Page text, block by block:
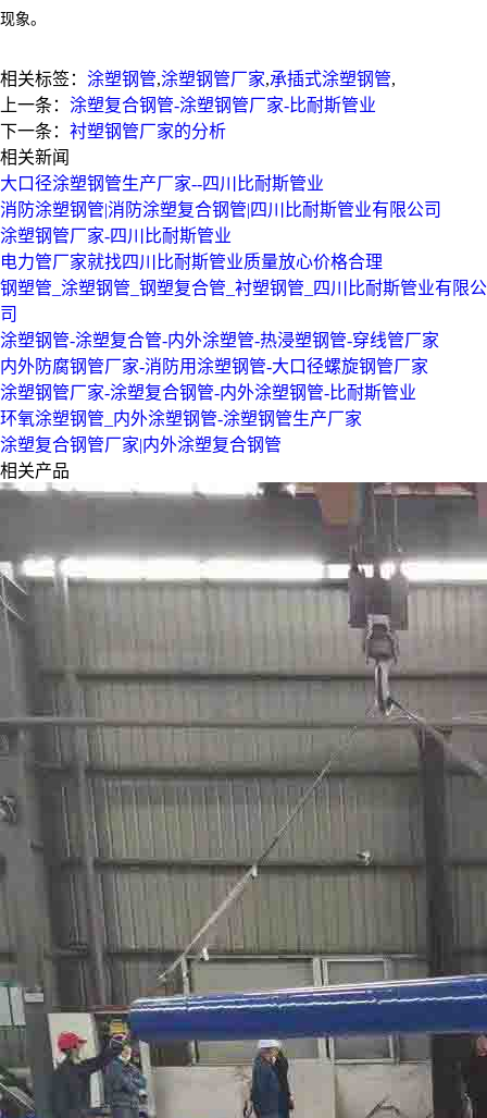
现象。
相关标签： 涂塑钢管,涂塑钢管厂家,承插式涂塑钢管,
上一条： 涂塑复合钢管-涂塑钢管厂家-比耐斯管业
下一条： 衬塑钢管厂家的分析
相关新闻
大口径涂塑钢管生产厂家--四川比耐斯管业
消防涂塑钢管|消防涂塑复合钢管|四川比耐斯管业有限公司
涂塑钢管厂家-四川比耐斯管业
电力管厂家就找四川比耐斯管业质量放心价格合理
钢塑管_涂塑钢管_钢塑复合管_衬塑钢管_四川比耐斯管业有限公
司
涂塑钢管-涂塑复合管-内外涂塑管-热浸塑钢管-穿线管厂家
内外防腐钢管厂家-消防用涂塑钢管-大口径螺旋钢管厂家
涂塑钢管厂家-涂塑复合钢管-内外涂塑钢管-比耐斯管业
环氧涂塑钢管_内外涂塑钢管-涂塑钢管生产厂家
涂塑复合钢管厂家|内外涂塑复合钢管
相关产品